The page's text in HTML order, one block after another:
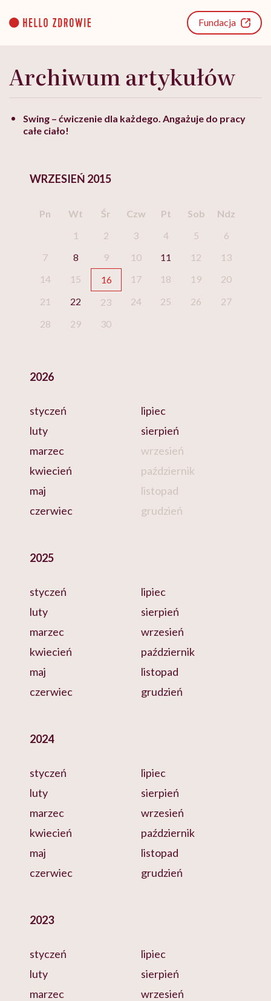
content
Fundacja
Archiwum artykułów
Swing – ćwiczenie dla każdego. Angażuje do pracy
całe ciało!
WRZESIEŃ 2015
Pn Wt Śr Czw Pt Sob
Ndz
1
2 3 4 5
6
7
8 9 10 11 12
13
14
15 16 17 18 19
20
21
22 23 24 25 26
27
28
29 30
2026
styczeń
luty
marzec
kwiecień
maj
czerwiec
lipiec
sierpień
wrzesień
październik
listopad
grudzień
2025
styczeń
luty
marzec
kwiecień
maj
czerwiec
lipiec
sierpień
wrzesień
październik
listopad
grudzień
2024
styczeń
luty
marzec
kwiecień
maj
czerwiec
lipiec
sierpień
wrzesień
październik
listopad
grudzień
2023
styczeń
luty
marzec
lipiec
sierpień
wrzesień